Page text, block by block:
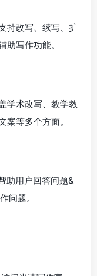
持改写、续写、扩
助写作功能。
学术改写、教学教
案等多个方面。
助用户回答问题&
问题。